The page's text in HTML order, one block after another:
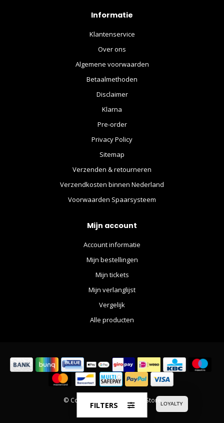
Informatie
Klantenservice
Over ons
Algemene voorwaarden
Betaalmethoden
Disclaimer
Klarna
Pre-order
Privacy Policy
Sitemap
Verzenden & retourneren
Verzendkosten binnen Nederland
Voorwaarden Spaarsysteem
Mijn account
Account informatie
Mijn bestellingen
Mijn tickets
Mijn verlanglijst
Vergelijk
Alle producten
© Copyright 2026 The Movie Store
FILTERS LOYALTY